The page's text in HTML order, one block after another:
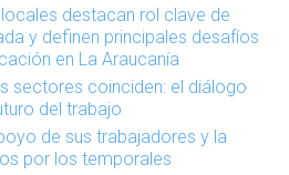
destacan rol clave de
y definen principales desafíos
en La Araucanía
sectores coinciden: el diálogo
del trabajo
de sus trabajadores y la
por los temporales